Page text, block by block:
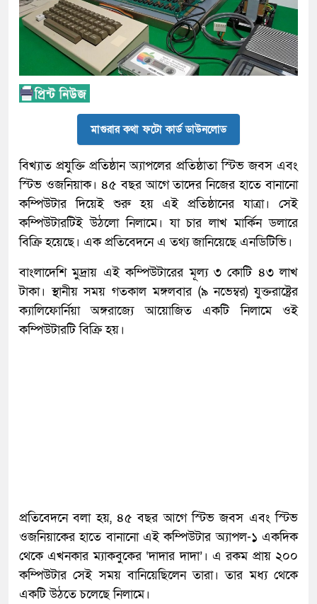
মাগুরার কথা ফটো কার্ড ডাউনলোড
বিখ্যাত প্রযুক্তি প্রতিষ্ঠান অ্যাপলের প্রতিষ্ঠাতা স্টিভ জবস এবং
স্টিভ ওজনিয়াক। ৪৫ বছর আগে তাদের নিজের হাতে বানানো
কম্পিউটার দিয়েই শুরু হয় এই প্রতিষ্ঠানের যাত্রা। সেই
কম্পিউটারটিই উঠলো নিলামে। যা চার লাখ মার্কিন ডলারে
বিক্রি হয়েছে। এক প্রতিবেদনে এ তথ্য জানিয়েছে এনডিটিভি।
বাংলাদেশি মুদ্রায় এই কম্পিউটারের মূল্য ৩ কোটি ৪৩ লাখ
টাকা। স্থানীয় সময় গতকাল মঙ্গলবার (৯ নভেম্বর) যুক্তরাষ্ট্রের
ক্যালিফোর্নিয়া অঙ্গরাজ্যে আয়োজিত একটি নিলামে ওই
কম্পিউটারটি বিক্রি হয়।
প্রতিবেদনে বলা হয়, ৪৫ বছর আগে স্টিভ জবস এবং স্টিভ
ওজনিয়াকের হাতে বানানো এই কম্পিউটার অ্যাপল-১ একদিক
থেকে এখনকার ম্যাকবুকের ‘দাদার দাদা’। এ রকম প্রায় ২০০
কম্পিউটার সেই সময় বানিয়েছিলেন তারা। তার মধ্য থেকে
একটি উঠতে চলেছে নিলামে।